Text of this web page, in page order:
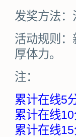
发奖方法
活动规则
厚体力。
注：
累计在线5
累计在线
累计在线